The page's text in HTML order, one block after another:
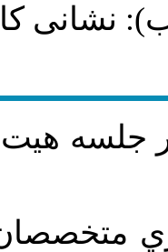
نشانی
جلسه